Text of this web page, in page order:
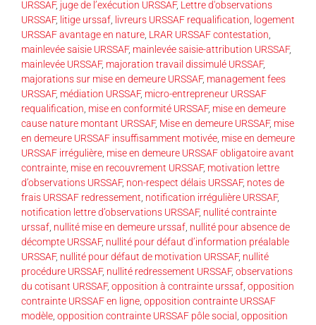
URSSAF, juge de l’exécution URSSAF, Lettre d'observations
URSSAF, litige urssaf livreurs URSSAF requalification logement
URSSAF avantage en nature LRAR URSSAF contestation
mainlevée saisie URSSAF, mainlevée saisie-attribution URSSAF,
mainlevée URSSAF, majoration travail dissimulé URSSAF,
majorations sur mise en demeure URSSAF, management fees
URSSAF, médiation URSSAF, micro-entrepreneur URSSAF
requalification mise en conformité URSSAF, mise en demeure
cause nature montant URSSAF, Mise en demeure URSSAF, mise
en demeure URSSAF insuffisamment motivée mise en demeure
URSSAF irrégulière mise en demeure URSSAF obligatoire avant
contrainte mise en recouvrement URSSAF, motivation lettre
d’observations URSSAF, non-respect délais URSSAF, notes de
frais URSSAF redressement notification irrégulière URSSAF,
notification lettre d’observations URSSAF, nullité contrainte
urssaf nullité mise en demeure urssaf nullité pour absence de
décompte URSSAF, nullité pour défaut d’information préalable
URSSAF, nullité pour défaut de motivation URSSAF, nullité
procédure URSSAF, nullité redressement URSSAF, observations
du cotisant URSSAF, opposition à contrainte urssaf opposition
contrainte URSSAF en ligne opposition contrainte URSSAF
modèle opposition contrainte URSSAF pôle social opposition